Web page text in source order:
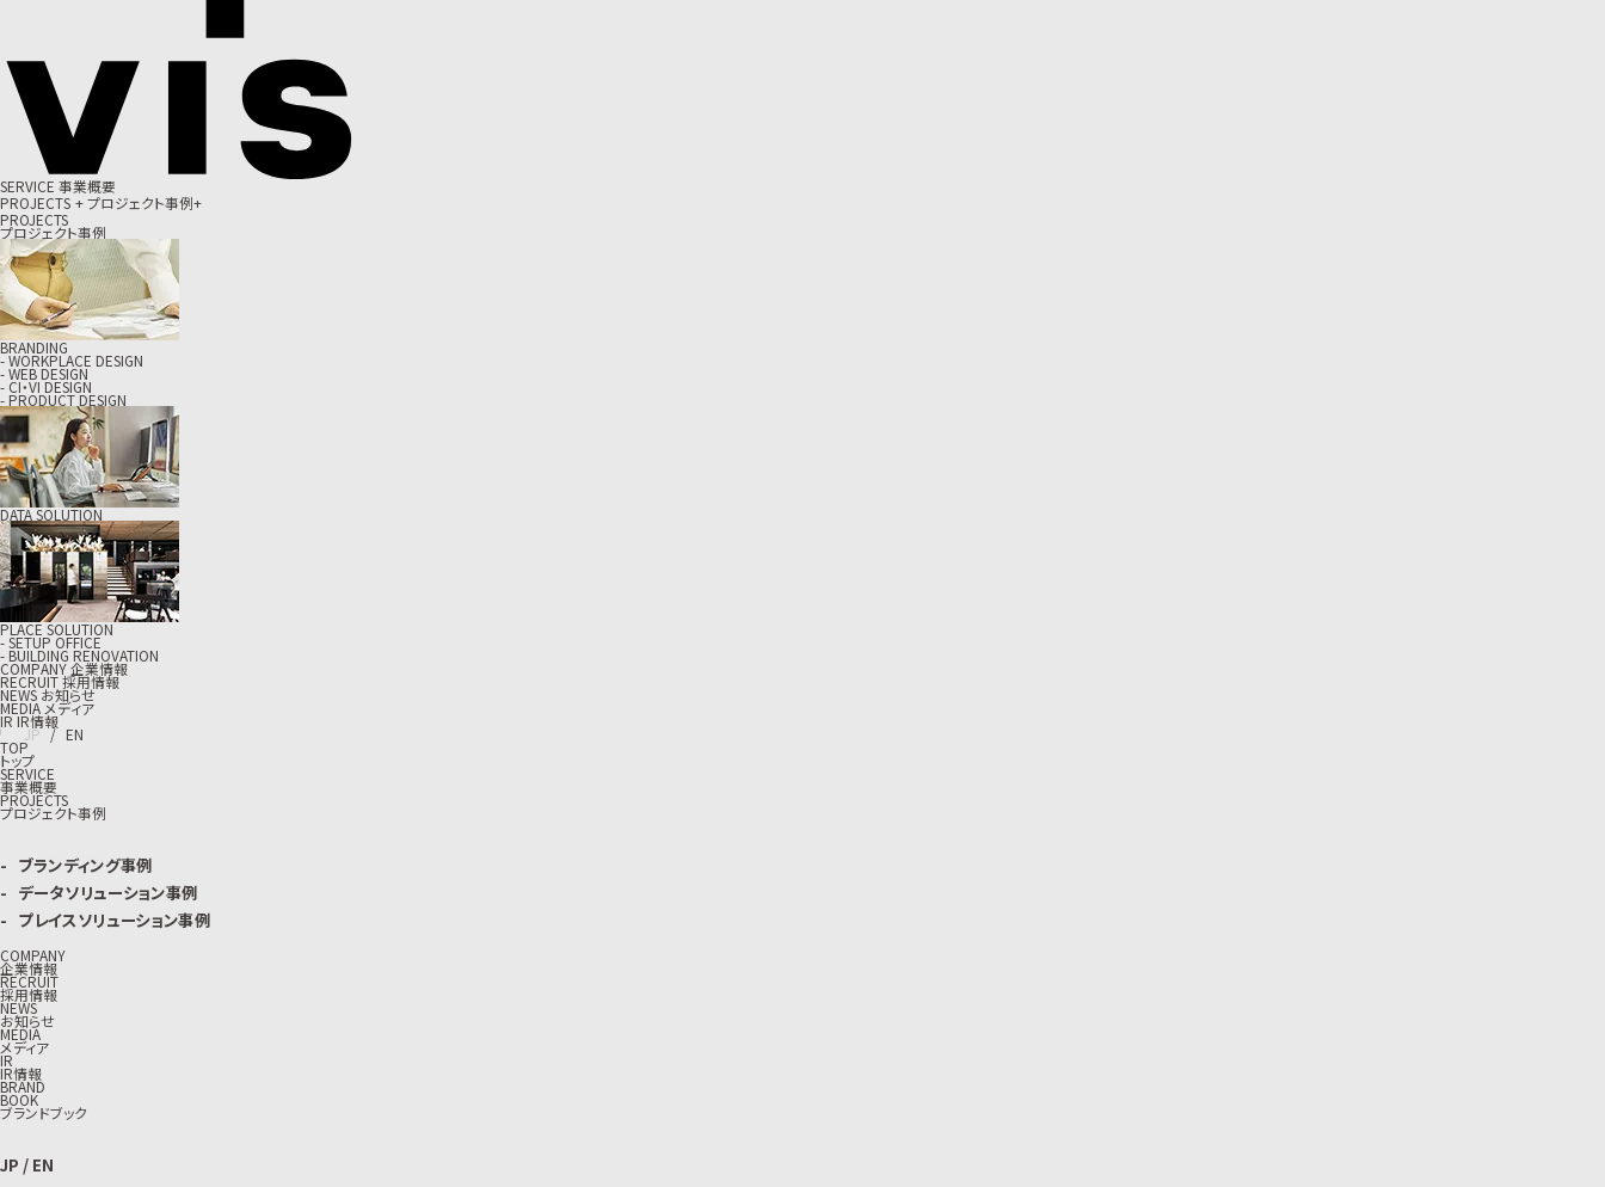
SERVICE 事業概要
PROJECTS +プロジェクト事例+
PROJECTS
プロジェクト事例
BRANDING
- WORKPLACE DESIGN
- WEB DESIGN
- CI・VI DESIGN
- PRODUCT DESIGN
DATA SOLUTION
PLACE SOLUTION
- SETUP OFFICE
- BUILDING RENOVATION
COMPANY企業情報
RECRUIT採用情報
NEWSお知らせ
MEDIAメディア
IRIR情報
JP / EN
TOP
トップ
SERVICE
事業概要
PROJECTS
プロジェクト事例
ブランディング事例
データソリューション事例
プレイスソリューション事例
COMPANY
企業情報
RECRUIT
採用情報
NEWS
お知らせ
MEDIA
メディア
IR
IR情報
BRAND
BOOK
ブランドブック
JP / EN